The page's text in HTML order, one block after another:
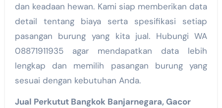
dan keadaan hewan. Kami siap memberikan data
detail tentang biaya serta spesifikasi setiap
pasangan burung yang kita jual. Hubungi WA
08871911935 agar mendapatkan data lebih
lengkap dan memilih pasangan burung yang
sesuai dengan kebutuhan Anda.
Jual Perkutut Bangkok Banjarnegara, Gacor